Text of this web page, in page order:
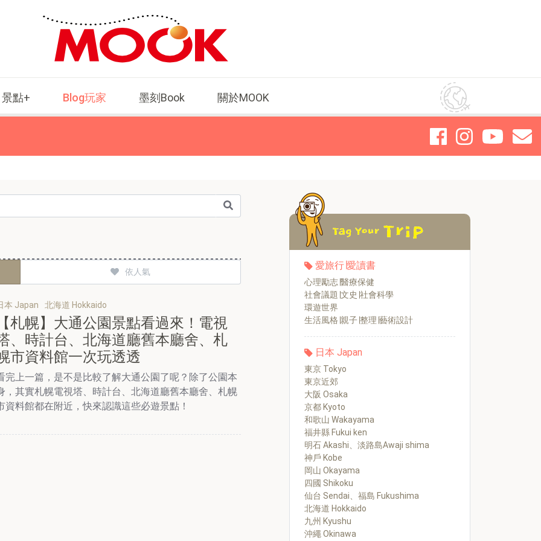
景點+ Blog玩家 墨刻Book 關於MOOK
依人氣
本 Japan 北海道 Hokkaido
札幌】大通公園景點看過來！電視
、時計台、北海道廳舊本廳舍、札
市資料館一次玩透透
完上一篇，是不是比較了解大通公園了呢？除了公園本
，其實札幌電視塔、時計台、北海道廳舊本廳舍、札幌
資料館都在附近，快來認識這些必遊景點！
愛旅行∣愛讀書
心理勵志∣醫療保健
社會議題∣文史∣社會科學
環遊世界
生活風格∣親子∣整理∣藝術設計
日本 Japan
東京 Tokyo
東京近郊
大阪 Osaka
京都 Kyoto
和歌山 Wakayama
福井縣 Fukui ken
明石 Akashi、淡路島Awaji shima
神戶 Kobe
岡山 Okayama
四國 Shikoku
仙台 Sendai、福島 Fukushima
北海道 Hokkaido
九州 Kyushu
沖繩 Okinawa